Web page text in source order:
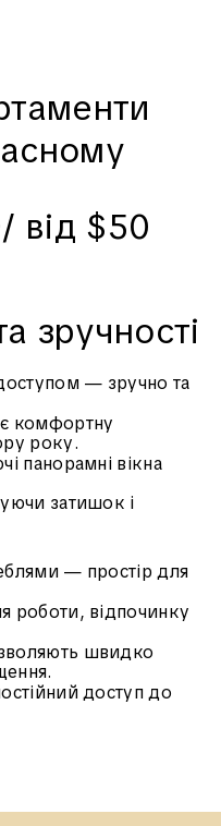
/ від $50
зручності
— зручно та
комфортну
року.
панорамні вікна
затишок і
— простір для
роботи, відпочинку
швидко
доступ до